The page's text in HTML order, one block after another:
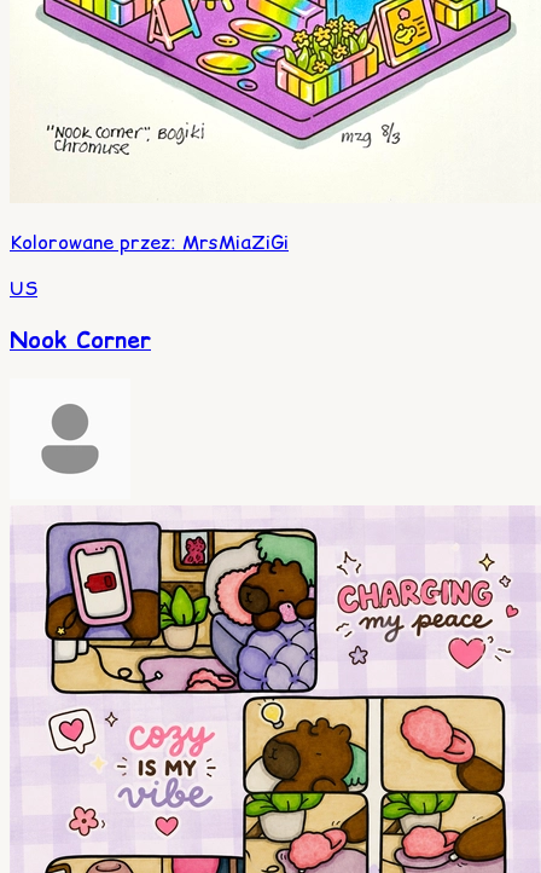
Kolorowane przez: MrsMiaZiGi
US
Nook Corner